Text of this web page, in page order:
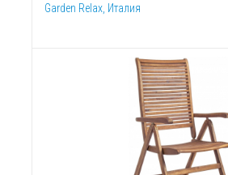
Garden Relax, Италия